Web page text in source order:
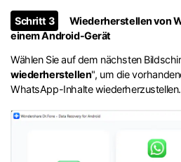
Schritt 3
Wiederherstellen von
einem Android-Gerät
Wählen Sie auf dem nächsten
wiederherstellen", um die
WhatsApp-Inhalte wiederherzustellen.